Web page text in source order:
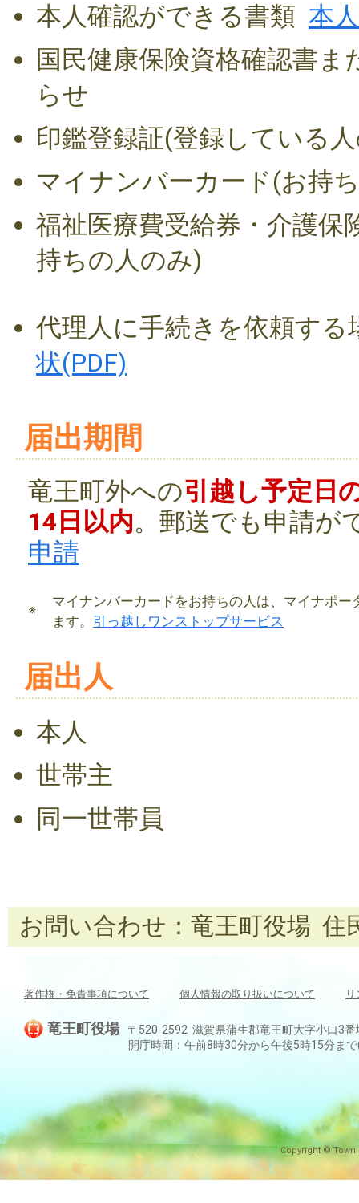
本人確認ができる書類 本
国民健康保険資格確認書ま
らせ
印鑑登録証(登録している
マイナンバーカード(お持
福祉医療費受給券・介護保
持ちの人のみ)
代理人に手続きを依頼す
状(PDF)
届出期間
竜王町外への引越し予定日
14日以内。郵送でも申請が
申請
マイナンバーカードをお持ちの人は、マイナポ
ます。 引っ越しワンストップサービス
届出人
本人
世帯主
同一世帯員
お問い合わせ：竜王町役場 住
著作権・免責事項について 個人情報の取り扱いについて
竜王町役場
〒520-2592 滋賀県蒲生郡竜王町大字小口3
開庁時間：午前8時30分から午後5時15分ま
Copyright ©